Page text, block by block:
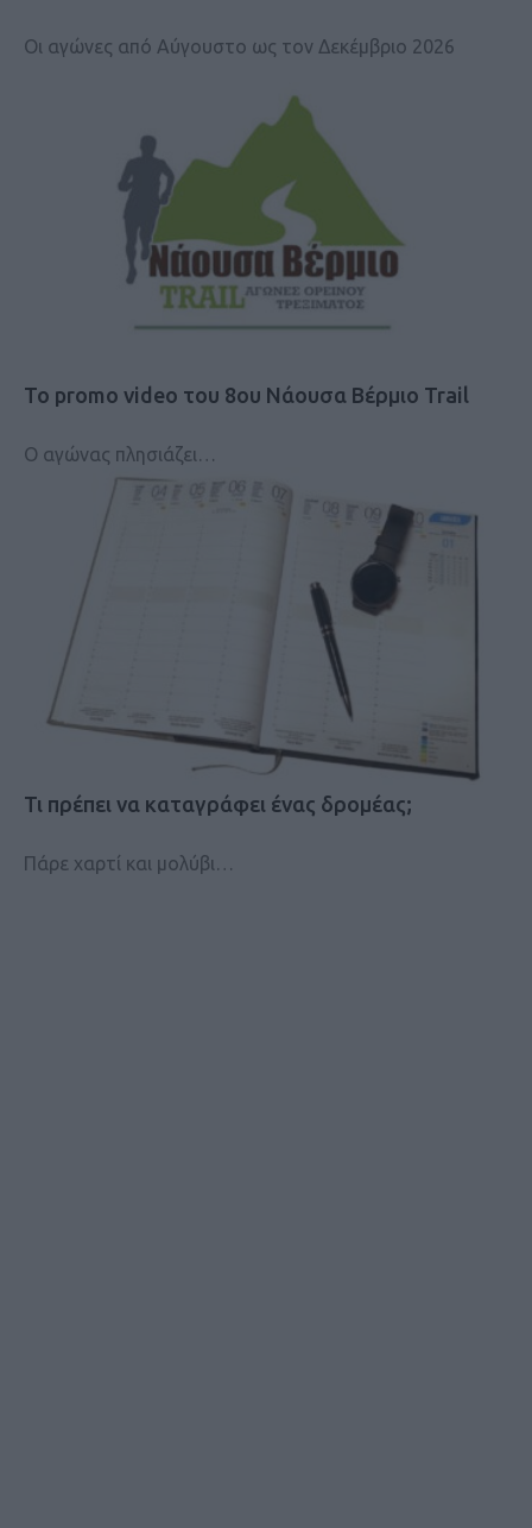
Οι αγώνες από Αύγουστο ως τον Δεκέμβριο 2026
Το promo video του 8ου Νάουσα Βέρμιο Trail
Ο αγώνας πλησιάζει…
Τι πρέπει να καταγράφει ένας δρομέας;
Πάρε χαρτί και μολύβι…